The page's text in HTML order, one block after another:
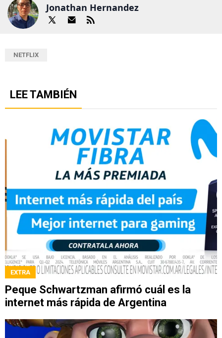
Jonathan Hernandez
NETFLIX
LEE TAMBIÉN
EXTRA
Peque Schwartzman afirmó cuál es la
internet más rápida de Argentina